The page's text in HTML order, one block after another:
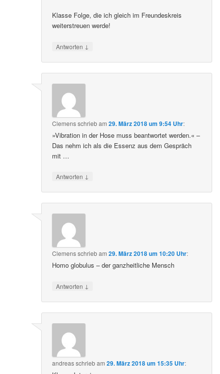
Klasse Folge, die ich gleich im Freundeskreis
weiterstreuen werde!
Antworten ↓
Clemensschriebam29. März 2018 um 9:54 Uhr:
»Vibration in der Hose muss beantwortet werden.« –
Das nehm ich als die Essenz aus dem Gespräch
mit …
Antworten ↓
Clemensschriebam29. März 2018 um 10:20 Uhr:
Homo globulus – der ganzheitliche Mensch
Antworten ↓
andreasschriebam29. März 2018 um 15:35 Uhr: